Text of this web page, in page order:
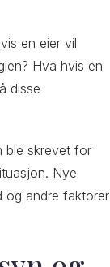
en eier vil
Hva hvis en
disse
ble skrevet for
Nye
og andre faktorer